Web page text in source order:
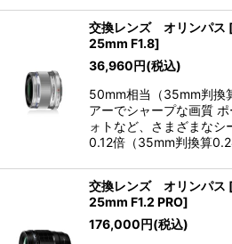
交換レンズ オリンパス
25mm F1.8]
36,960円(税込)
50mm相当（35mm判換
アーでシャープな画質
ォトなど、さまざまなシ
0.12倍（35mm判換算
交換レンズ オリンパス
25mm F1.2 PRO]
176,000円(税込)